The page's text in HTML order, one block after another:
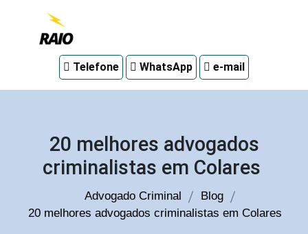
em
Telefone WhatsApp e-mail
20 melhores advogados
criminalistas em Colares
Advogado Criminal
Blog
20 melhores advogados criminalistas em Colares